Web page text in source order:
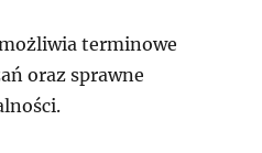
terminowe
oraz sprawne